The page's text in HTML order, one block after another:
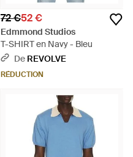
72 €52 €
Edmmond Studios
T-SHIRT en Navy - Bleu
De REVOLVE
RÉDUCTION